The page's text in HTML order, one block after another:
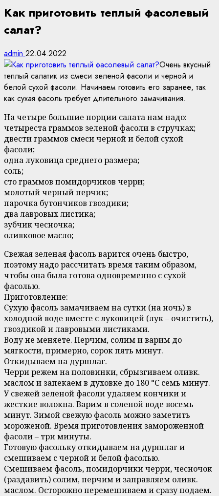
Как приготовить теплый фасолевый
салат?
admin 22.04.2022
Очень вкусный
теплый салатик из смеси зеленой фасоли и черной и
белой сухой фасоли. Начинаем готовить его заранее, так
как сухая фасоль требует длительного замачивания.
На четыре большие порции салата нам надо:
четыреста граммов зеленой фасоли в стручках;
двести граммов смеси черной и белой сухой
фасоли;
одна луковица среднего размера;
соль;
сто граммов помидорчиков черри;
молотый черный перчик;
парочка бутончиков гвоздики;
два лавровых листика;
зубчик чесночка;
оливковое масло;
Свежая зеленая фасоль варится очень быстро,
поэтому надо рассчитать время таким образом,
чтобы она была готова одновременно с сухой
фасолью.
Приготовление:
Сухую фасоль замачиваем на сутки (на ночь) в
холодной воде вместе с луковицей (лук – очистить),
гвоздикой и лавровыми листиками.
Воду не меняете. Перчим, солим и варим до
мягкости, примерно, сорок пять минут.
Откидываем на дуршлаг.
Черри режем на половинки, сбрызгиваем оливк.
маслом и запекаем в духовке до 180 °С семь минут.
У свежей зеленой фасоли удаляем кончики и
жесткие волокна. Варим в соленой воде восемь
минут. Зимой свежую фасоль можно заметить
мороженой. Время приготовления замороженной
фасоли – три минуты.
Готовую фасольку откидываем на дуршлаг и
смешиваем с черной и белой фасолью.
Смешиваем фасоль, помидорчики черри, чесночок
(раздавить) солим, перчим и заправляем оливк.
маслом. Осторожно перемешиваем и сразу подаем.